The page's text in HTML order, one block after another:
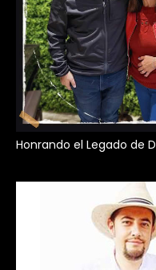
Honrando el Legado de